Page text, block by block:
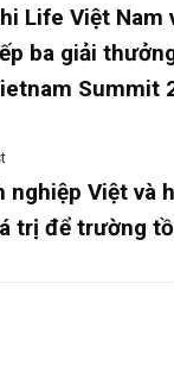
Life Việt Nam
ba giải
Summit
nghiệp Việt và
trị để trường